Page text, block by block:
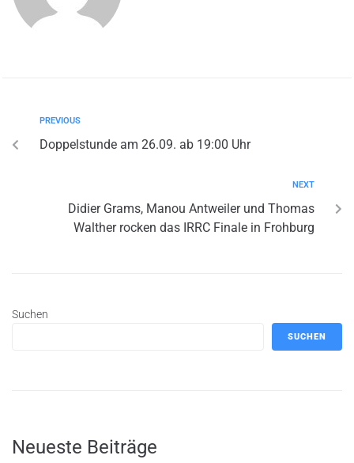
PREVIOUS
Doppelstunde am 26.09. ab 19:00 Uhr
NEXT
Didier Grams, Manou Antweiler und Thomas
Walther rocken das IRRC Finale in Frohburg
Suchen
SUCHEN
Neueste Beiträge